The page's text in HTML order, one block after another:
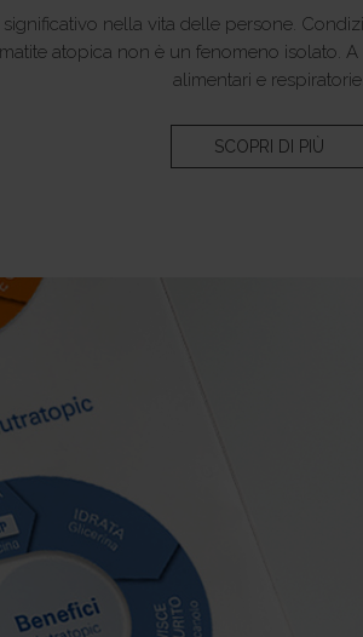
nella vita delle persone.
atopica non è un fenomeno isolato.
alimentari e respiratorie.
SCOPRI DI PIÙ